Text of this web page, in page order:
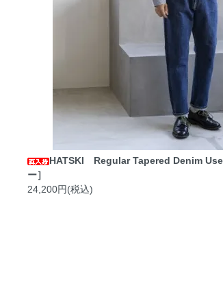
HATSKI Regular Tapered Denim
ー］
24,200円(税込)